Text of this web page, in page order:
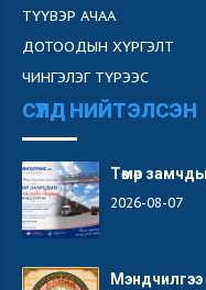
ТҮҮВЭР АЧАА
ДОТООДЫН ХҮРГЭЛТ
ЧИНГЭЛЭГ ТҮРЭЭС
СҮҮЛД НИЙТЭЛСЭН
Төмөр
2026-08-07
Мэндчилгээ